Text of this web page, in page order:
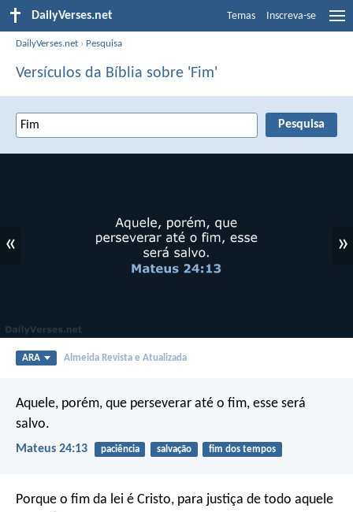
DailyVerses.net Temas Inscreva-se
DailyVerses.net › Pesquisa
Versículos da Bíblia sobre 'Fim'
« »
ARA Almeida Revista e Atualizada
Aquele, porém, que perseverar até o fim, esse será
salvo.
Mateus 24:13 paciência salvação fim dos tempos
Porque o fim da lei é Cristo, para justiça de todo aquele